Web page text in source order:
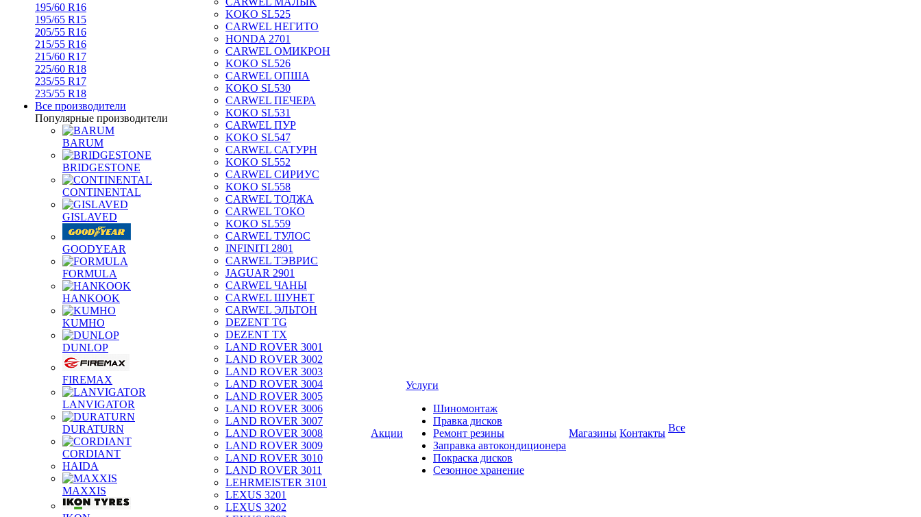
195/60 R16
195/65 R15
205/55 R16
215/55 R16
215/60 R17
225/60 R18
235/55 R17
235/55 R18
Все производители
Популярные производители
BARUM
BRIDGESTONE
CONTINENTAL
GISLAVED
GOODYEAR
FORMULA
HANKOOK
KUMHO
DUNLOP
FIREMAX
LANVIGATOR
DURATURN
CORDIANT
HAIDA
MAXXIS
KOKO SL525
CARWEL НЕГИТО
HONDA 2701
CARWEL ОМИКРОН
KOKO SL526
CARWEL ОПША
KOKO SL530
CARWEL ПЕЧЕРА
KOKO SL531
CARWEL ПУР
KOKO SL547
CARWEL САТУРН
KOKO SL552
CARWEL СИРИУС
KOKO SL558
CARWEL ТОДЖА
CARWEL ТОКО
KOKO SL559
CARWEL ТУЛОС
INFINITI 2801
CARWEL ТЭВРИС
JAGUAR 2901
CARWEL ЧАНЫ
CARWEL ШУНЕТ
CARWEL ЭЛЬТОН
DEZENT TG
DEZENT TX
LAND ROVER 3001
LAND ROVER 3002
LAND ROVER 3003
LAND ROVER 3004
LAND ROVER 3005
LAND ROVER 3006
LAND ROVER 3007
LAND ROVER 3008
LAND ROVER 3009
LAND ROVER 3010
LAND ROVER 3011
LEHRMEISTER 3101
LEXUS 3201
LEXUS 3202
Акции
Услуги
Шиномонтаж
Правка дисков
Ремонт резины
Заправка автокондиционера
Покраска дисков
Сезонное хранение
Магазины Контакты Все